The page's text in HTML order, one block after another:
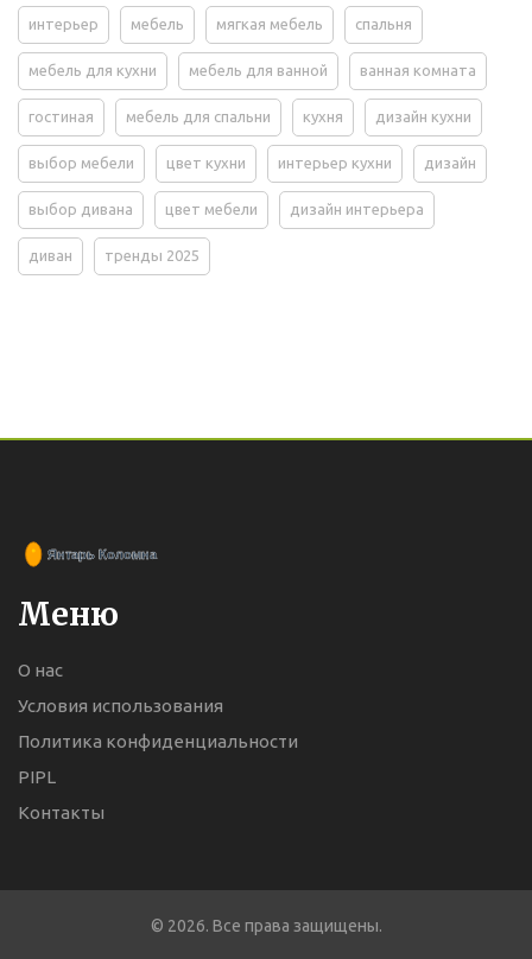
интерьер мебель мягкая мебель спальня
мебель для кухни мебель для ванной ванная комната
гостиная мебель для спальни кухня дизайн кухни
выбор мебели цвет кухни интерьер кухни дизайн
выбор дивана цвет мебели дизайн интерьера
диван тренды 2025
Меню
О нас
Условия использования
Политика конфиденциальности
PIPL
Контакты
© 2026. Все права защищены.